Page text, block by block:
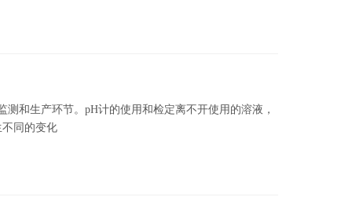
和生产环节。pH计的使用和检定离不开使用的溶液，
同的变化